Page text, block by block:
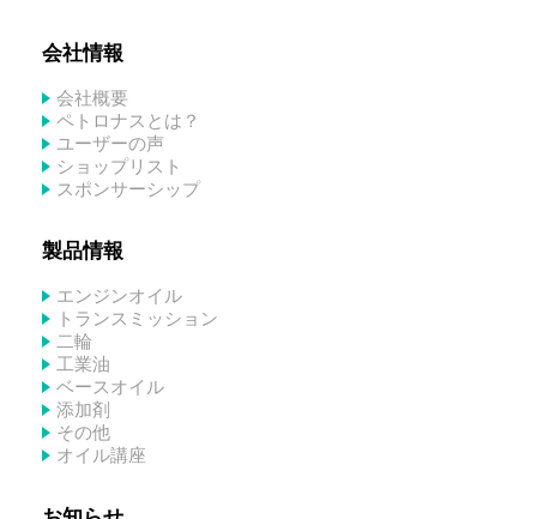
会社情報
会社概要
ペトロナスとは？
ユーザーの声
ショップリスト
スポンサーシップ
製品情報
エンジンオイル
トランスミッション
二輪
工業油
ベースオイル
添加剤
その他
オイル講座